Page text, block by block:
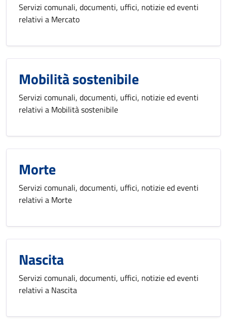
Servizi comunali, documenti, uffici, notizie ed eventi
relativi a Mercato
Mobilità sostenibile
Servizi comunali, documenti, uffici, notizie ed eventi
relativi a Mobilità sostenibile
Morte
Servizi comunali, documenti, uffici, notizie ed eventi
relativi a Morte
Nascita
Servizi comunali, documenti, uffici, notizie ed eventi
relativi a Nascita